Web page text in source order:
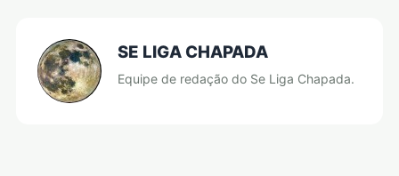
SE LIGA CHAPADA
Equipe de redação do Se Liga Chapada.